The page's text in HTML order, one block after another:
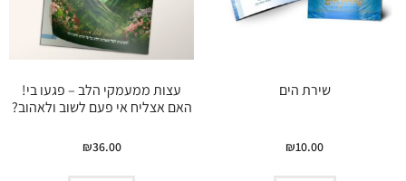
שירת הים
₪10.00
עצות ממעמקי הלב – פגעו בי!
האם אצליח אי פעם לשוב ולאהוב?
₪36.00